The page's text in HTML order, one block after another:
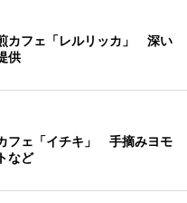
カフェ「レルリッカ」 深い
供
フェ「イチキ」 手摘みヨモ
など